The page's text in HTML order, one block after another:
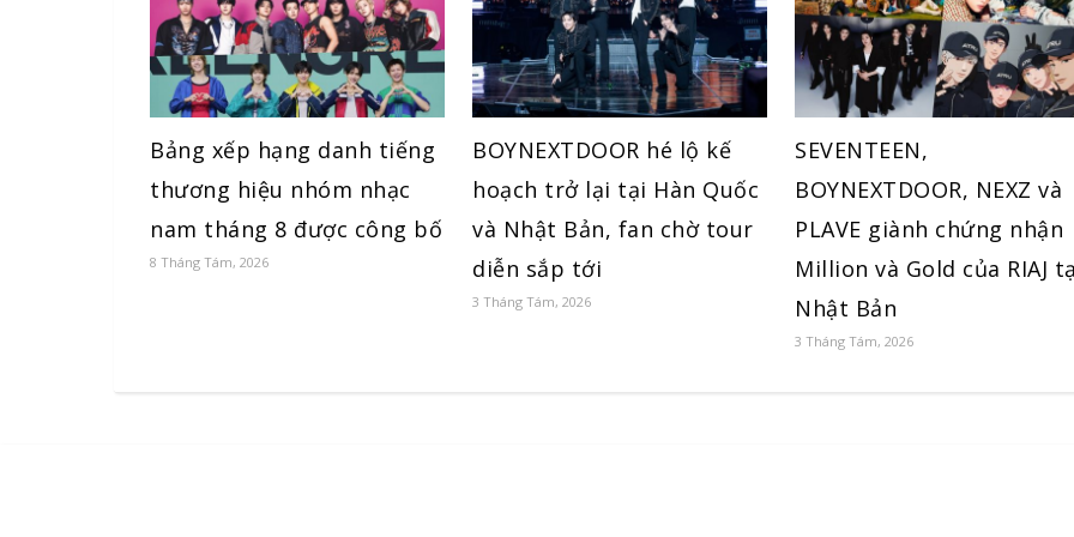
Bảng xếp hạng danh tiếng
thương hiệu nhóm nhạc
nam tháng 8 được công bố
8 Tháng Tám, 2026
BOYNEXTDOOR hé lộ kế
hoạch trở lại tại Hàn Quốc
và Nhật Bản, fan chờ tour
diễn sắp tới
3 Tháng Tám, 2026
SEVENTEEN,
BOYNEXTDOOR, NEXZ và
PLAVE giành chứng nhận
Million và Gold của RIAJ
Nhật Bản
3 Tháng Tám, 2026